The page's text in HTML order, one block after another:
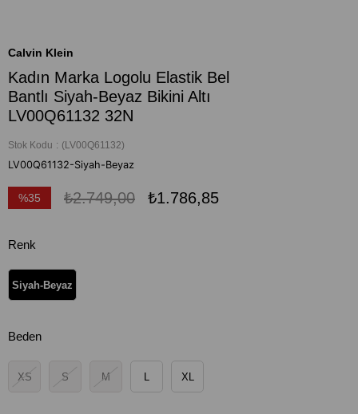
Calvin Klein
Kadın Marka Logolu Elastik Bel
Bantlı Siyah-Beyaz Bikini Altı
LV00Q61132 32N
Stok Kodu (LV00Q61132)
LV00Q61132-Siyah-Beyaz
%35
₺2.749,00 ₺1.786,85
Renk
Siyah-Beyaz
Beden
XS S M L XL